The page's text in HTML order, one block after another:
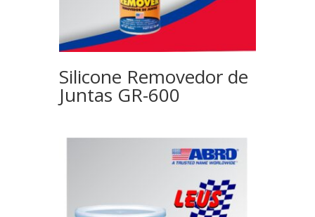
Silicone Removedor de
Juntas GR-600